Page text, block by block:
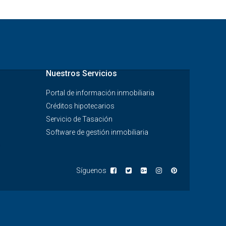
Nuestros Servicios
Portal de información inmobiliaria
Créditos hipotecarios
Servicio de Tasación
Software de gestión inmobiliaria
Síguenos